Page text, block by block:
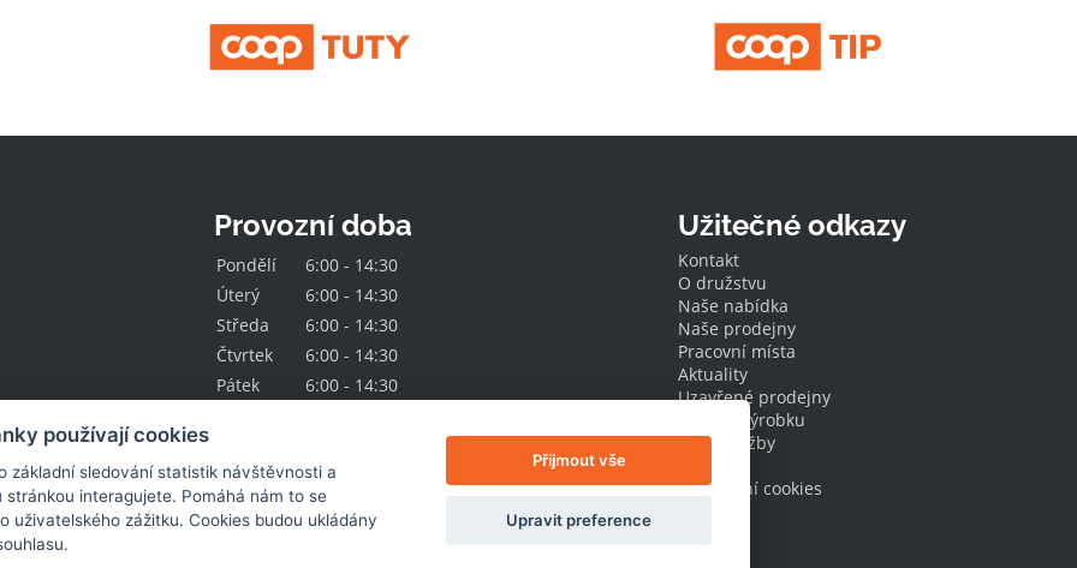
Provozní doba
Pondělí
6:00 - 14:30
Úterý
6:00 - 14:30
Středa
6:00 - 14:30
Čtvrtek
6:00 - 14:30
Pátek
6:00 - 14:30
Užitečné odkazy
Kontakt
O družstvu
Naše nabídka
Naše prodejny
Pracovní místa
Aktuality
Uzavřené prodejny
Stažení výrobku
Naše služby
Nastavení cookies
© 2026
používají cookies
základní sledování statistik návštěvnosti a
interagujete. Pomáhá nám to se
uživatelského zážitku. Cookies budou ukládány
Přijmout vše
Upravit preference